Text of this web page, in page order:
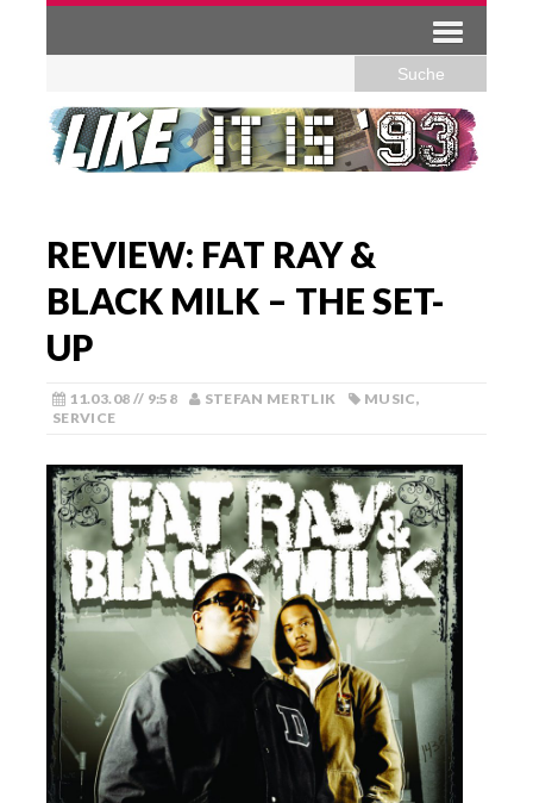
REVIEW: FAT RAY &
BLACK MILK – THE SET-
UP
11.03.08 // 9:58 STEFAN MERTLIK MUSIC,
SERVICE